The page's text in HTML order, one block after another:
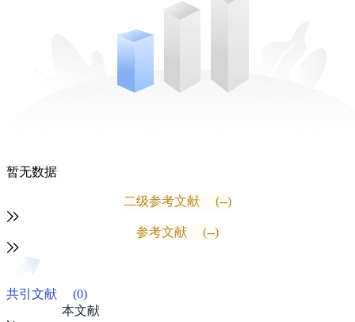
暂无数据
二级参考文献 (--)
参考文献 (--)
共引文献
(0)
本文献